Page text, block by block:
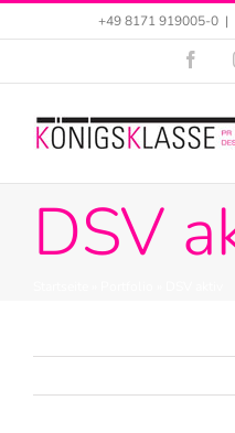
Inhalt
springen
+49 8171 919005-0 |
DSV